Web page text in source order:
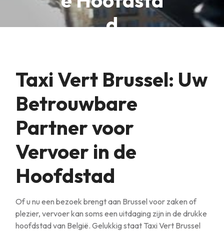
d
Taxi Vert Brussel: Uw
Betrouwbare
Partner voor
Vervoer in de
Hoofdstad
Of u nu een bezoek brengt aan Brussel voor zaken of
plezier, vervoer kan soms een uitdaging zijn in de drukke
hoofdstad van België. Gelukkig staat Taxi Vert Brussel